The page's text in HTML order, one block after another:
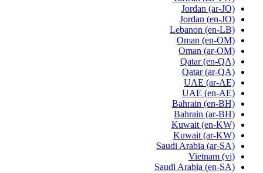
Jordan (ar-JO)
Jordan (en-JO)
Lebanon (en-LB)
Oman (en-OM)
Oman (ar-OM)
Qatar (en-QA)
Qatar (ar-QA)
UAE (ar-AE)
UAE (en-AE)
Bahrain (en-BH)
Bahrain (ar-BH)
Kuwait (en-KW)
Kuwait (ar-KW)
Saudi Arabia (ar-SA)
Vietnam (vi)
Saudi Arabia (en-SA)